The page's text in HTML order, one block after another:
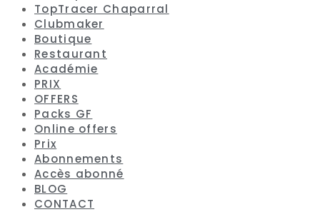
TopTracer Chaparral
Clubmaker
Boutique
Restaurant
Académie
PRIX
OFFERS
Packs GF
Online offers
Prix
Abonnements
Accès abonné
BLOG
CONTACT